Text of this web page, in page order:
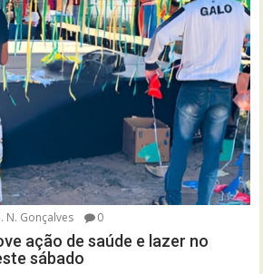
N. Gonçalves 0
ação de saúde e lazer no
sábado